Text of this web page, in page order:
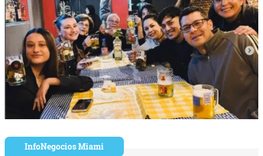
InfoNegocios Miami